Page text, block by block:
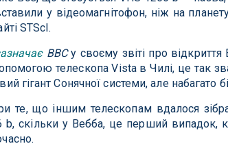
у відеомагнітофон, ніж на
STScI.
BBCу своєму звіті про
телескопа Vista в Чилі, це так
гігант Сонячної системи, але
те, що іншим телескопам вдалося
b, скільки у Вебба, це перший випадок,